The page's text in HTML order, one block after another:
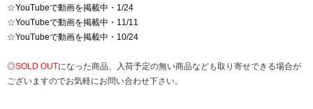
☆YouTubeで動画を掲載中・1/24
☆YouTubeで動画を掲載中・11/11
☆YouTubeで動画を掲載中・10/24
◎SOLD OUTになった商品、入荷予定の無い商品なども取り寄せできる場合が
ございますのでお気軽にお問い合わせ下さい。